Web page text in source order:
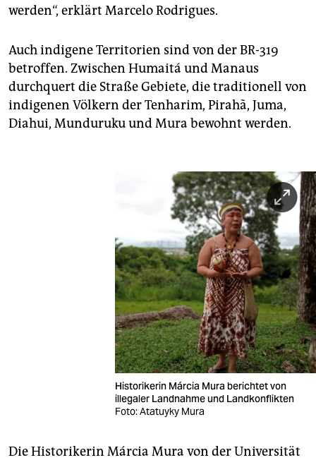
werden“, erklärt Marcelo Rodrigues.
Auch indigene Territorien sind von der BR-319
betroffen. Zwischen Humaitá und Manaus
durchquert die Straße Gebiete, die traditionell von
indigenen Völkern der Tenharim, Pirahã, Juma,
Diahui, Munduruku und Mura bewohnt werden.
Historikerin Márcia Mura berichtet von
illegaler Landnahme und Landkonflikten
Foto: Atatuyky Mura
Die Historikerin Márcia Mura von der Universität